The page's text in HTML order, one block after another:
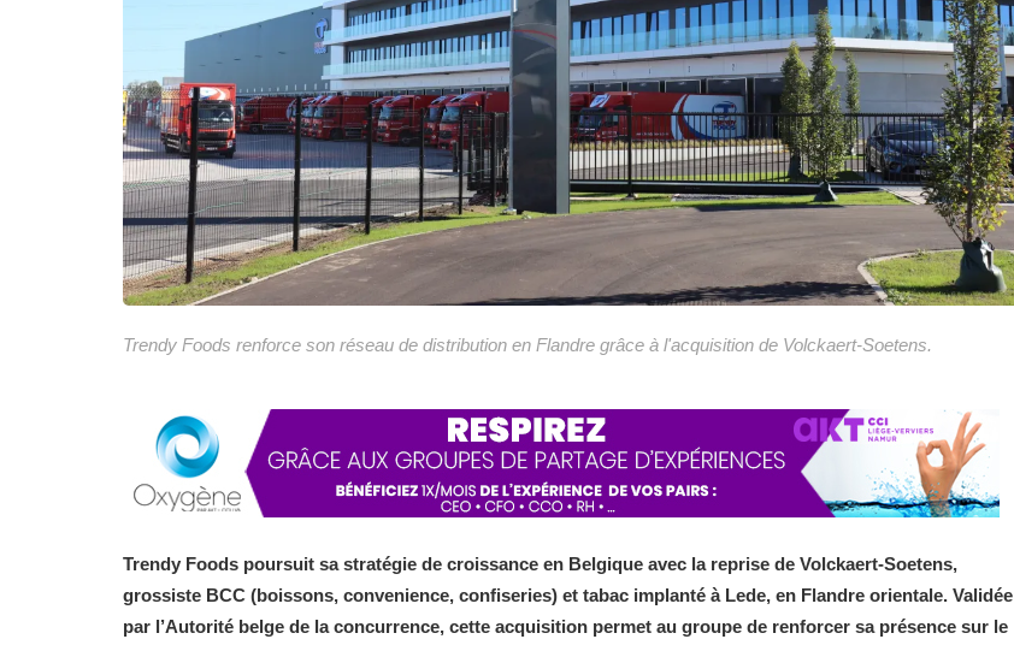
Trendy Foods renforce son réseau de distribution en Flandre grâce à l'acquisition de Volckaert-Soetens.
Trendy Foods poursuit sa stratégie de croissance en Belgique avec la reprise de Volckaert-Soetens,
grossiste BCC (boissons, convenience, confiseries) et tabac implanté à Lede, en Flandre orientale. Validée
par l’Autorité belge de la concurrence, cette acquisition permet au groupe de renforcer sa présence sur le